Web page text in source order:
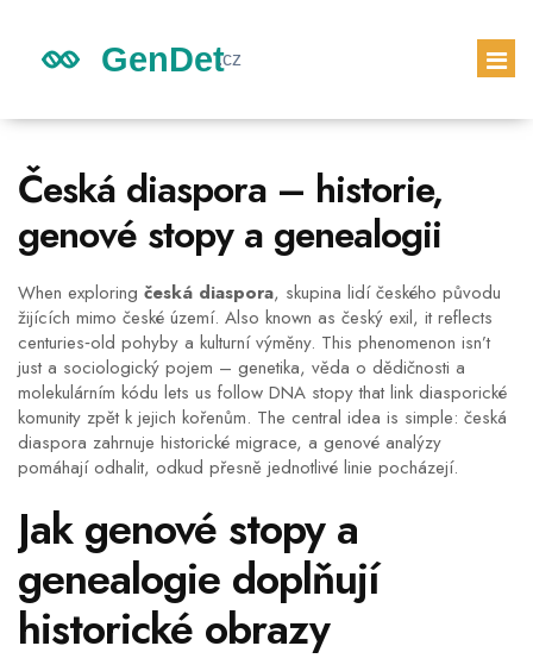
GENETICKÉ DĚDICTVÍ
DĚDICTVÍ DĚTÍ
GENETICKÝ TEST
Česká diaspora – historie,
genové stopy a genealogii
When exploring česká diaspora, skupina lidí českého původu
žijících mimo české území. Also known as český exil, it reflects
centuries‑old pohyby a kulturní výměny. This phenomenon isn’t
just a sociologický pojem – genetika, věda o dědičnosti a
molekulárním kódu lets us follow DNA stopy that link diasporické
komunity zpět k jejich kořenům. The central idea is simple: česká
diaspora zahrnuje historické migrace, a genové analýzy
pomáhají odhalit, odkud přesně jednotlivé linie pocházejí.
Jak genové stopy a
genealogie doplňují
historické obrazy